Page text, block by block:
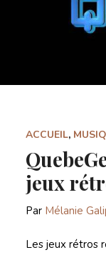
ACCUEIL,
jeux
Par Mélanie
Les jeux rétros